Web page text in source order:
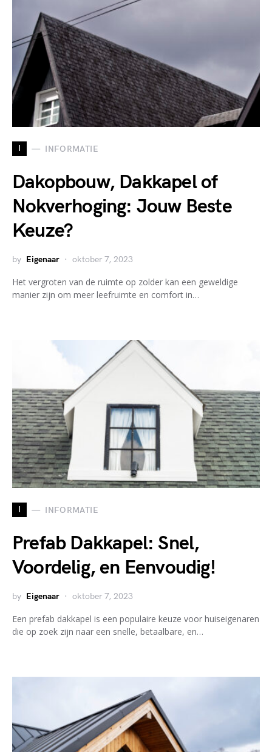
I INFORMATIE
Dakopbouw, Dakkapel of
Nokverhoging: Jouw Beste
Keuze?
by Eigenaar oktober 7, 2023
Het vergroten van de ruimte op zolder kan een geweldige
manier zijn om meer leefruimte en comfort in…
I INFORMATIE
Prefab Dakkapel: Snel,
Voordelig, en Eenvoudig!
by Eigenaar oktober 7, 2023
Een prefab dakkapel is een populaire keuze voor huiseigenaren
die op zoek zijn naar een snelle, betaalbare, en…